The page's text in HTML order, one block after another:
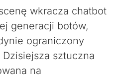
wkracza chatbot
generacji botów,
ograniczony
sztuczna
na